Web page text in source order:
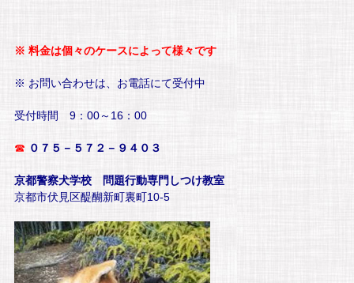
※ 料金は個々のケースによって様々です
※ お問い合わせは、お電話にて受付中
受付時間 9：00～16：00
☎ ０７５－５７２－９４０３
京都警察犬学校 問題行動専門しつけ教室
京都市伏見区醍醐新町裏町10-5